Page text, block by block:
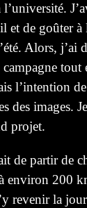
l’université.
et de goûterà
Alors, j’ai
tout
l’intention
des images.
projet.
de partir de
environ 200
revenir la